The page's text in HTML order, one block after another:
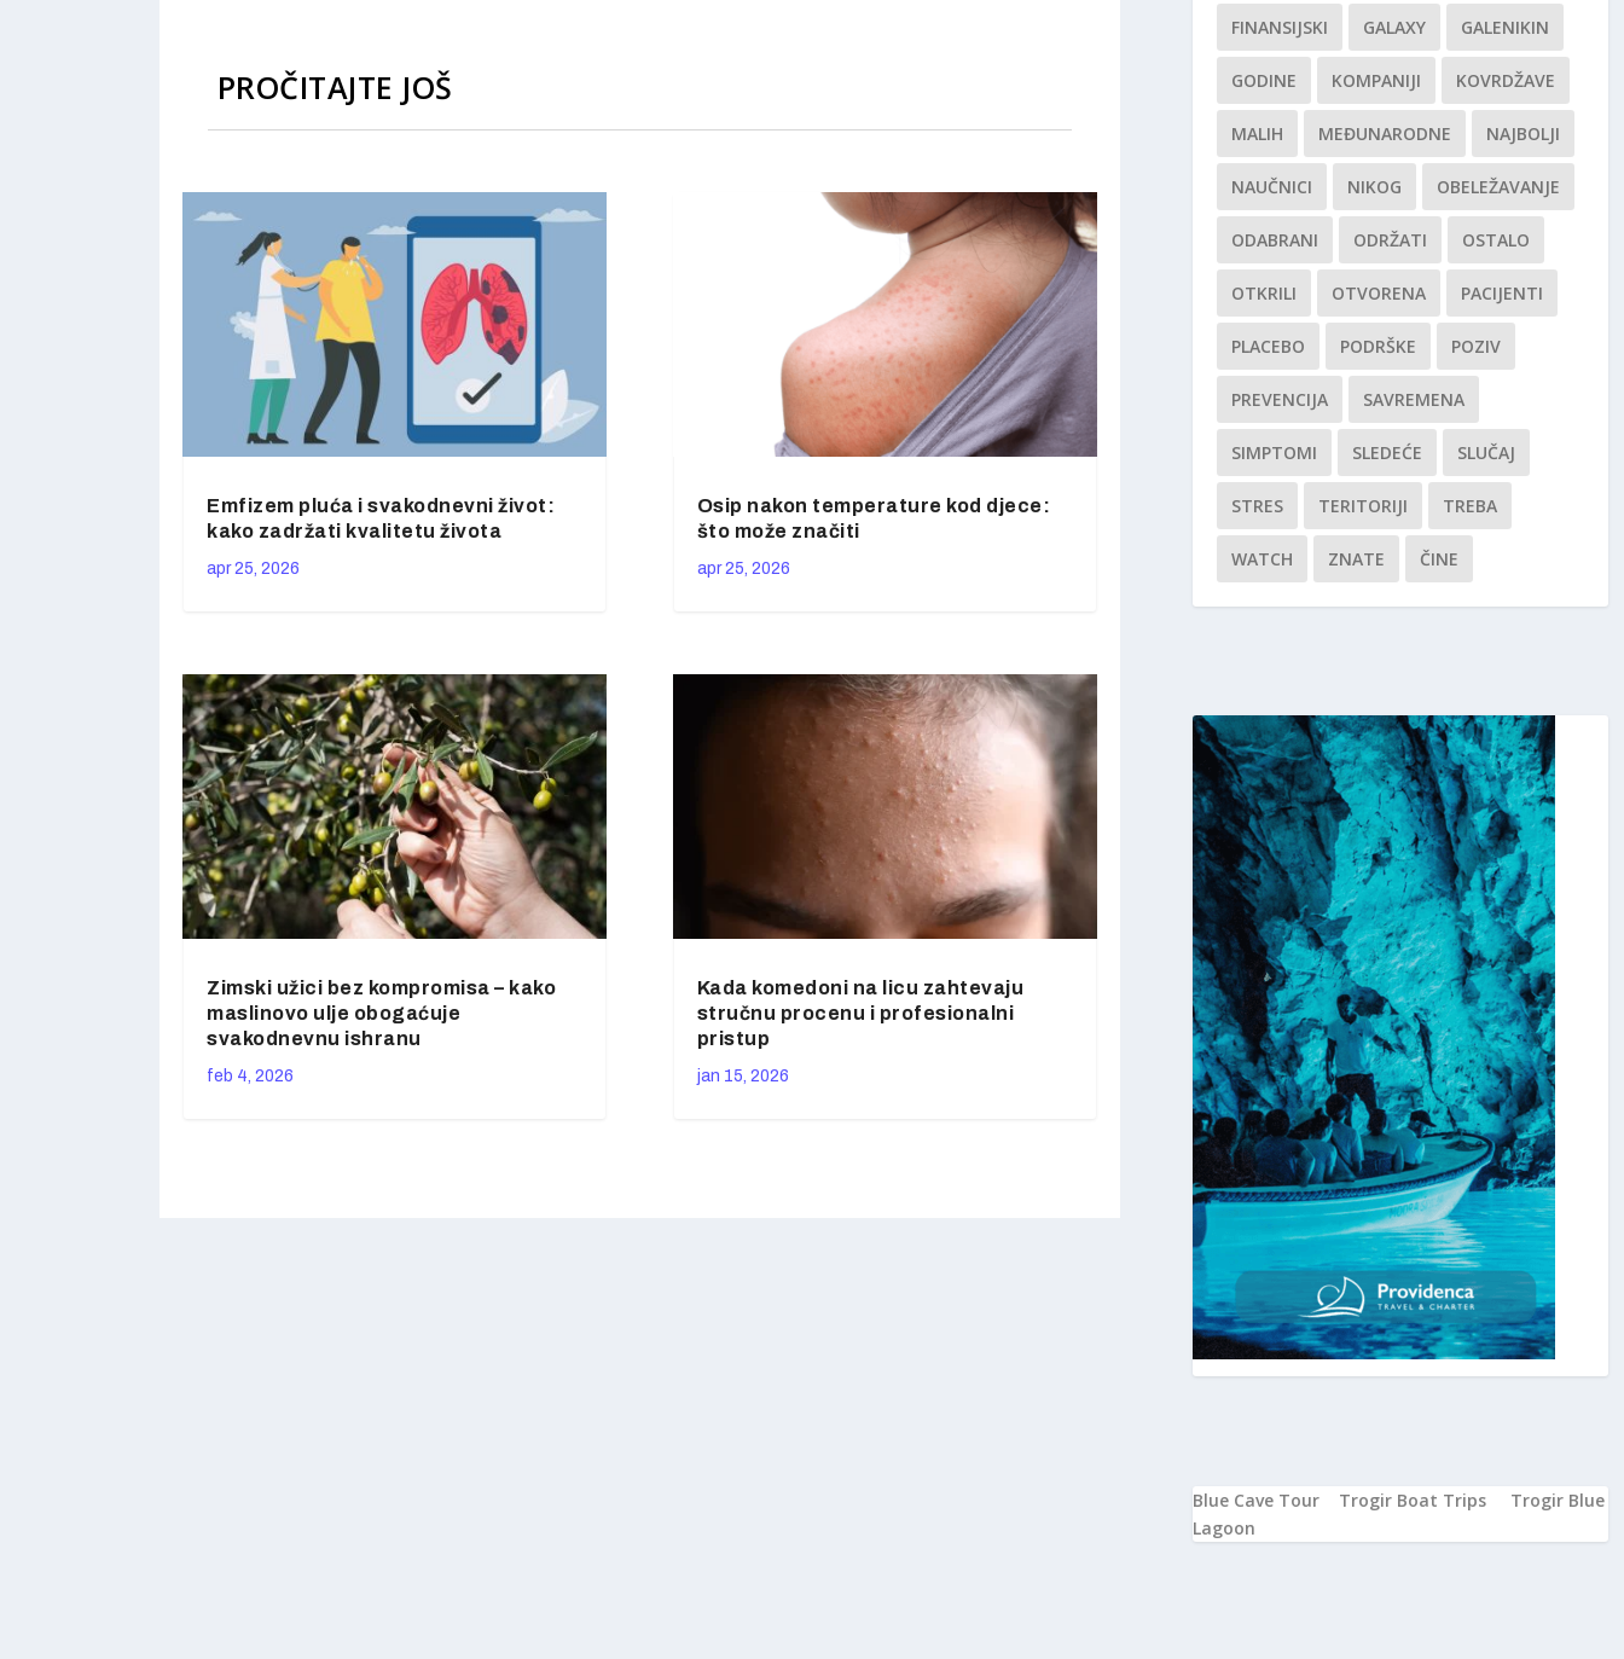
PROČITAJTE JOŠ
Emfizem pluća i svakodnevni život:
kako zadržati kvalitetu života
apr 25, 2026
Zimski užici bez kompromisa – kako
maslinovo ulje obogaćuje
svakodnevnu ishranu
feb 4, 2026
Osip nakon temperature kod djece:
što može značiti
apr 25, 2026
Kada komedoni na licu zahtevaju
stručnu procenu i profesionalni
pristup
jan 15, 2026
FINANSIJSKI GALAXY GALENIKIN
GODINE KOMPANIJI KOVRDŽAVE
MALIH MEĐUNARODNE NAJBOLJI
NAUČNICI NIKOG OBELEŽAVANJE
ODABRANI ODRŽATI OSTALO
OTKRILI OTVORENA PACIJENTI
PLACEBO PODRŠKE POZIV
PREVENCIJA SAVREMENA
SIMPTOMI SLEDEĆE SLUČAJ
STRES TERITORIJI TREBA
WATCH ZNATE ČINE
Blue Cave Tour Trogir Boat Trips
Trogir Blue
Lagoon